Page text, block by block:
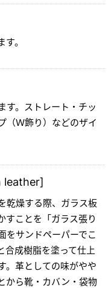
。
す。ストレート・チッ
（Ｗ飾り）などのザイ
leather]
乾燥する際、ガラス板
すことを「ガラス張り
をサンドペーパーでこ
合成樹脂を塗って仕上
。革としての味がやや
から靴・カバン・袋物